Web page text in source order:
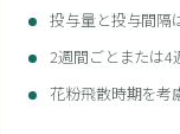
投与量と投与間隔
2週間ごとまたは4
花粉飛散時期を考